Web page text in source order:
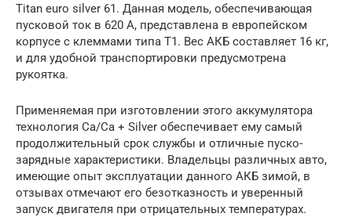
Titan euro silver 61. Данная модель, обеспечивающая
пусковой ток в 620 А, представлена в европейском
корпусе с клеммами типа Т1. Вес АКБ составляет 16 кг,
и для удобной транспортировки предусмотрена
рукоятка.
Применяемая при изготовлении этого аккумулятора
технология Ca/Ca + Silver обеспечивает ему самый
продолжительный срок службы и отличные пуско-
зарядные характеристики. Владельцы различных авто,
имеющие опыт эксплуатации данного АКБ зимой, в
отзывах отмечают его безотказность и уверенный
запуск двигателя при отрицательных температурах.